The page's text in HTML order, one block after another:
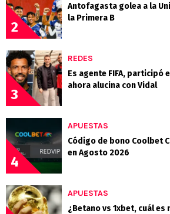
2
Antofagasta golea a la
la Primera B
3
REDES
Es agente FIFA, participó
ahora alucina con Vidal
4
APUESTAS
Código de bono Coolbet
en Agosto 2026
APUESTAS
¿Betano vs 1xbet, cuál es